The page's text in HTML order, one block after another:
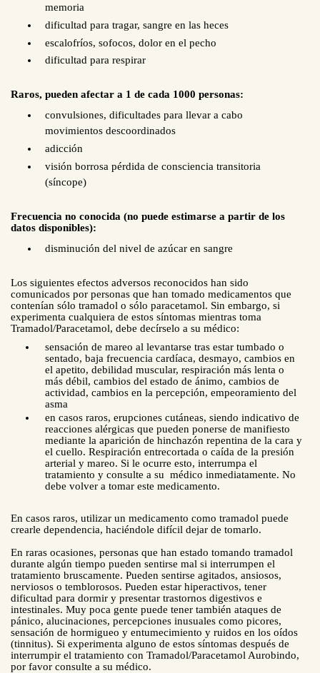
memoria
dificultad para tragar, sangre en las heces
escalofríos, sofocos, dolor en el pecho
dificultad para respirar
Raros, pueden afectar a 1 de cada 1000 personas:
convulsiones, dificultades para llevar a cabo
movimientos descoordinados
adicción
visión borrosa pérdida de consciencia transitoria
(síncope)
Frecuencia no conocida (no puede estimarse a partir de los
datos disponibles):
disminución del nivel de azúcar en sangre
Los siguientes efectos adversos reconocidos han sido
comunicados por personas que han tomado medicamentos que
contenían sólo tramadol o sólo paracetamol. Sin embargo, si
experimenta cualquiera de estos síntomas mientras toma
Tramadol/Paracetamol, debe decírselo a su médico:
sensación de mareo al levantarse tras estar tumbado o
sentado, baja frecuencia cardíaca, desmayo, cambios en
el apetito, debilidad muscular, respiración más lenta o
más débil, cambios del estado de ánimo, cambios de
actividad, cambios en la percepción, empeoramiento del
asma
en casos raros, erupciones cutáneas, siendo indicativo de
reacciones alérgicas que pueden ponerse de manifiesto
mediante la aparición de hinchazón repentina de la cara y
el cuello. Respiración entrecortada o caída de la presión
arterial y mareo. Si le ocurre esto, interrumpa el
tratamiento y consulte a su médico inmediatamente. No
debe volver a tomar este medicamento.
En casos raros, utilizar un medicamento como tramadol puede
crearle dependencia, haciéndole difícil dejar de tomarlo.
En raras ocasiones, personas que han estado tomando tramadol
durante algún tiempo pueden sentirse mal si interrumpen el
tratamiento bruscamente. Pueden sentirse agitados, ansiosos,
nerviosos o temblorosos. Pueden estar hiperactivos, tener
dificultad para dormir y presentar trastornos digestivos e
intestinales. Muy poca gente puede tener también ataques de
pánico, alucinaciones, percepciones inusuales como picores,
sensación de hormigueo y entumecimiento y ruidos en los oídos
(tinnitus). Si experimenta alguno de estos síntomas después de
interrumpir el tratamiento con Tramadol/Paracetamol Aurobindo,
por favor consulte a su médico.